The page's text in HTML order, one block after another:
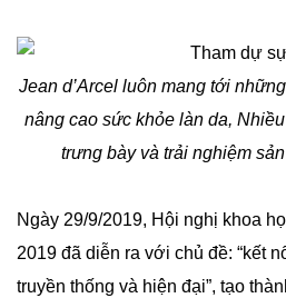
Jean d’Arcel luôn mang tới
nâng cao sức khỏe làn da,
trưng bày và trải nghiệm
Ngày 29/9/2019, Hội nghị khoa
2019 đã diễn ra với chủ đề: “kết
truyền thống và hiện đại”, tạo